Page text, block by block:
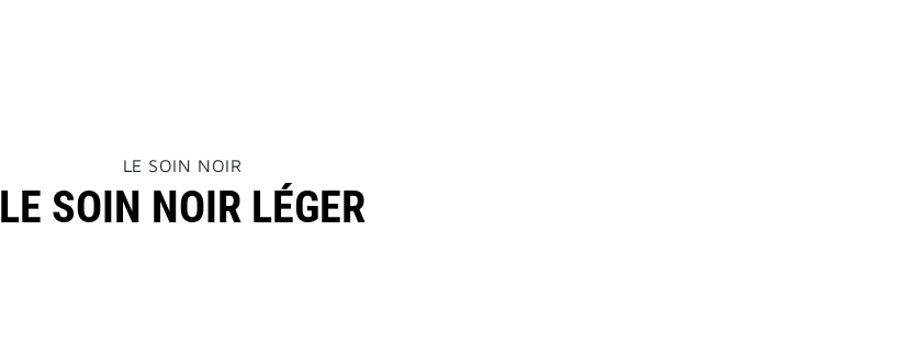
THIS
WILL
OPEN
LE SOIN NOIR
LE SOIN NOIR LÉGER